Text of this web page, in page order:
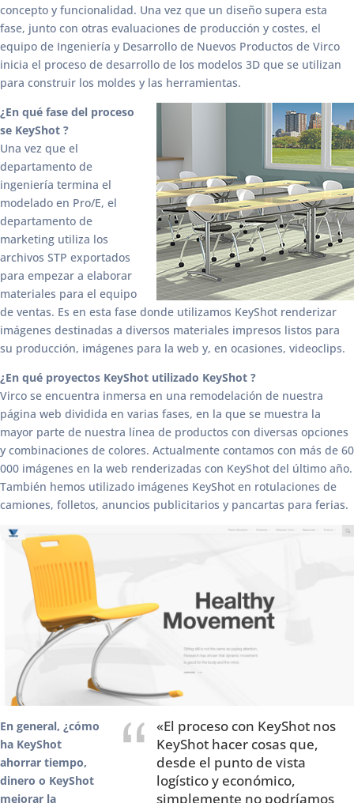
concepto y funcionalidad. Una vez que un diseño supera esta
fase, junto con otras evaluaciones de producción y costes, el
equipo de Ingeniería y Desarrollo de Nuevos Productos de Virco
inicia el proceso de desarrollo de los modelos 3D que se utilizan
para construir los moldes y las herramientas.
¿En qué fase del proceso
se KeyShot ?
Una vez que el
departamento de
ingeniería termina el
modelado en Pro/E, el
departamento de
marketing utiliza los
archivos STP exportados
para empezar a elaborar
materiales para el equipo
de ventas. Es en esta fase donde utilizamos KeyShot renderizar
imágenes destinadas a diversos materiales impresos listos para
su producción, imágenes para la web y, en ocasiones, videoclips.
¿En qué proyectos KeyShot utilizado KeyShot ?
Virco se encuentra inmersa en una remodelación de nuestra
página web dividida en varias fases, en la que se muestra la
mayor parte de nuestra línea de productos con diversas opciones
y combinaciones de colores. Actualmente contamos con más de 60
000 imágenes en la web renderizadas con KeyShot del último año.
También hemos utilizado imágenes KeyShot en rotulaciones de
camiones, folletos, anuncios publicitarios y pancartas para ferias.
«El proceso con KeyShot nos
KeyShot hacer cosas que,
desde el punto de vista
logístico y económico,
simplemente no podríamos
En general, ¿cómo
ha KeyShot
ahorrar tiempo,
dinero o KeyShot
mejorar la